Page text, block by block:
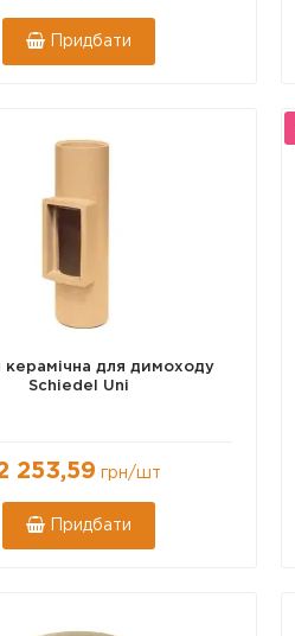
Придбати
керамічна для димоходу
Schiedel Uni
253,59 грн/шт
Придбати